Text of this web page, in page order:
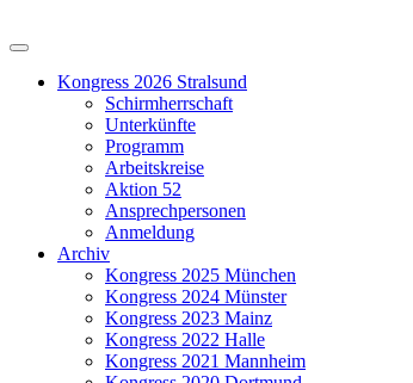
Kongress 2026 Stralsund
Schirmherrschaft
Unterkünfte
Programm
Arbeitskreise
Aktion 52
Ansprechpersonen
Anmeldung
Archiv
Kongress 2025 München
Kongress 2024 Münster
Kongress 2023 Mainz
Kongress 2022 Halle
Kongress 2021 Mannheim